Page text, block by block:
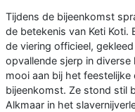
Tijdens de bijeenkomst
de betekenis van Keti Koti.
de viering officieel,
opvallende sjerp in diverse
mooi aan bij het
bijeenkomst. Ze stond stil
Alkmaar in het